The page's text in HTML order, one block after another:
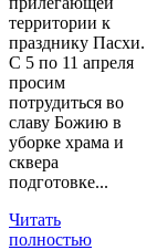
территории к
празднику Пасхи.
С 5 по 11 апреля
просим
потрудиться во
славу Божию в
уборке храма и
сквера
подготовке...
Читать
полностью